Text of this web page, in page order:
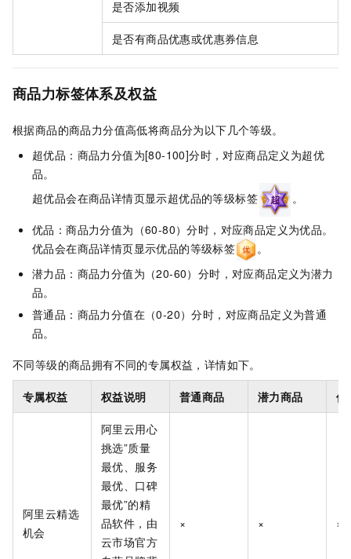
是否添加视频
是否有商品优惠或优惠券信息
商品力标签体系及权益
根据商品的商品力分值高低将商品分为以下几个等级。
超优品：商品力分值为[80-100]分时，对应商品定义为超优
品。
超优品会在商品详情页显示超优品的等级标签
。
优品：商品力分值为（60-80）分时，对应商品定义为优品。
优品会在商品详情页显示优品的等级标签
。
潜力品：商品力分值为（20-60）分时，对应商品定义为潜力
品。
普通品：商品力分值在（0-20）分时，对应商品定义为普通
品。
不同等级的商品拥有不同的专属权益，详情如下。
专属权益 权益说明 普通商品 潜力商品 优
阿里云精选
机会
阿里云用心
挑选”质量
最优、服务
最优、口碑
最优”的精
品软件，由
云市场官方
× × ×